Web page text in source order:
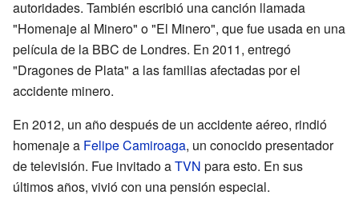
autoridades. También escribió una canción llamada
"Homenaje al Minero" o "El Minero", que fue usada en una
película de la BBC de Londres. En 2011, entregó
"Dragones de Plata" a las familias afectadas por el
accidente minero.
En 2012, un año después de un accidente aéreo, rindió
homenaje a Felipe Camiroaga, un conocido presentador
de televisión. Fue invitado aTVN para esto. En sus
últimos años, vivió con una pensión especial.